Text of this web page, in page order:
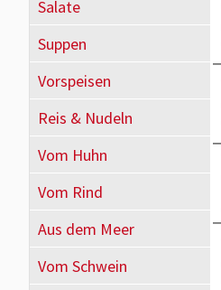
Salate
Suppen
Vorspeisen
Reis & Nudeln
Vom Huhn
Vom Rind
Aus dem Meer
Vom Schwein